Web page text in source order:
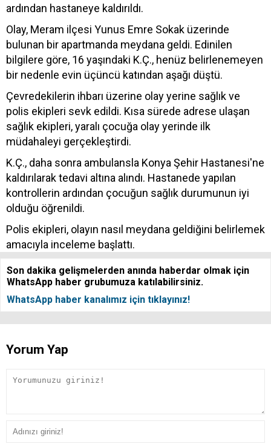
ardından hastaneye kaldırıldı.
Olay, Meram ilçesi Yunus Emre Sokak üzerinde
bulunan bir apartmanda meydana geldi. Edinilen
bilgilere göre, 16 yaşındaki K.Ç., henüz belirlenemeyen
bir nedenle evin üçüncü katından aşağı düştü.
Çevredekilerin ihbarı üzerine olay yerine sağlık ve
polis ekipleri sevk edildi. Kısa sürede adrese ulaşan
sağlık ekipleri, yaralı çocuğa olay yerinde ilk
müdahaleyi gerçekleştirdi.
K.Ç., daha sonra ambulansla Konya Şehir Hastanesi'ne
kaldırılarak tedavi altına alındı. Hastanede yapılan
kontrollerin ardından çocuğun sağlık durumunun iyi
olduğu öğrenildi.
Polis ekipleri, olayın nasıl meydana geldiğini belirlemek
amacıyla inceleme başlattı.
Son dakika gelişmelerden anında haberdar olmak için
WhatsApp haber grubumuza katılabilirsiniz.
WhatsApp haber kanalımız için tıklayınız!
Yorum Yap